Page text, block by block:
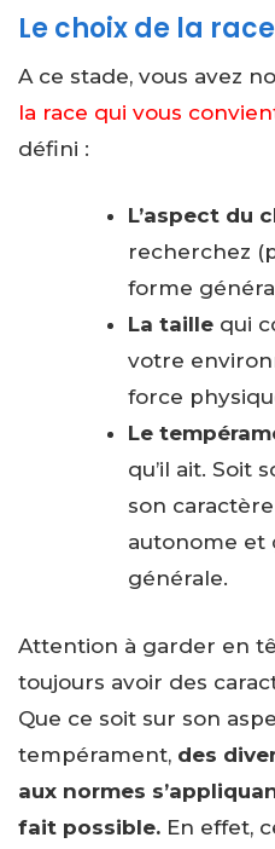
Le choix de la
A ce stade, vous avez
la race qui vous
défini :
L’aspect du
recherchez
forme
La taille qui
votre
force
Le
qu’il ait. Soit
son
autonome et
générale.
Attention à garder en
toujours avoir des
Que ce soit sur son
tempérament, des
aux normes
fait possible. En effet,